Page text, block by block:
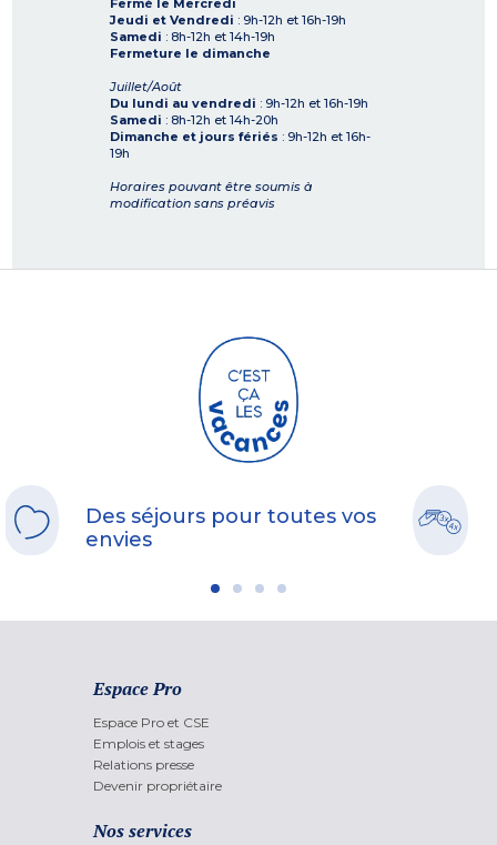
Fermé le Mercredi
Jeudi et Vendredi : 9h-12h et 16h-19h
Samedi : 8h-12h et 14h-19h
Fermeture le dimanche
Juillet/Août
Du lundi au vendredi : 9h-12h et 16h-19h
Samedi : 8h-12h et 14h-20h
Dimanche et jours fériés : 9h-12h et 16h-
19h
Horaires pouvant être soumis à
modification sans préavis
Des séjours pour toutes vos
envies
Espace Pro
Espace Pro et CSE
Emplois et stages
Relations presse
Devenir propriétaire
Nos services